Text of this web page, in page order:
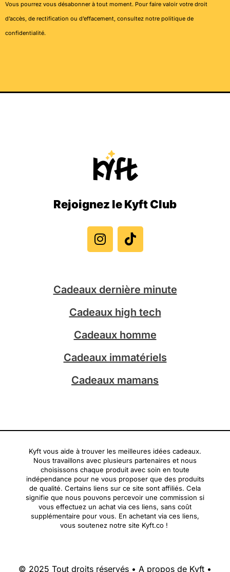
Vous pourrez vous désabonner à tout moment. Pour faire valoir votre droit
d’accès, de rectification ou d’effacement, consultez notre politique de
confidentialité.
Rejoignez le Kyft Club
n
s
t
r
a
m
i
k
t
Cadeaux dernière minute
Cadeaux high tech
Cadeaux homme
Cadeaux immatériels
Cadeaux mamans
Kyft vous aide à trouver les meilleures idées cadeaux.
Nous travaillons avec plusieurs partenaires et nous
choisissons chaque produit avec soin en toute
indépendance pour ne vous proposer que des produits
de qualité. Certains liens sur ce site sont affiliés. Cela
signifie que nous pouvons percevoir une commission si
vous effectuez un achat via ces liens, sans coût
supplémentaire pour vous. En achetant via ces liens,
vous soutenez notre site Kyft.co !
© 2025 Tout droits réservés • A propos de Kyft •